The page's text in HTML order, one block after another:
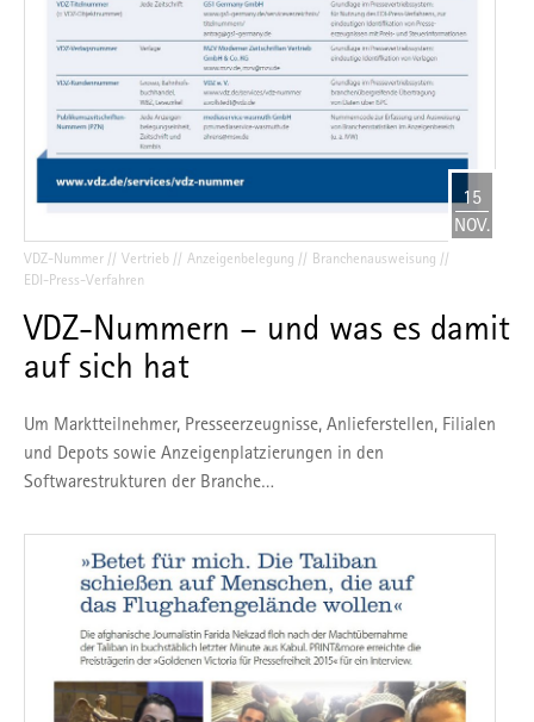
15
NOV.
VDZ-Nummer Vertrieb Anzeigenbelegung
Branchenausweisung
EDI-Press-Verfahren
VDZ-Nummern – und was es damit
auf sich hat
Um Marktteilnehmer, Presseerzeugnisse, Anlieferstellen, Filialen
und Depots sowie Anzeigenplatzierungen in den
Softwarestrukturen der Branche…